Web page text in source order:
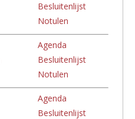
Besluitenlijst
Notulen
Agenda
Besluitenlijst
Notulen
Agenda
Besluitenlijst